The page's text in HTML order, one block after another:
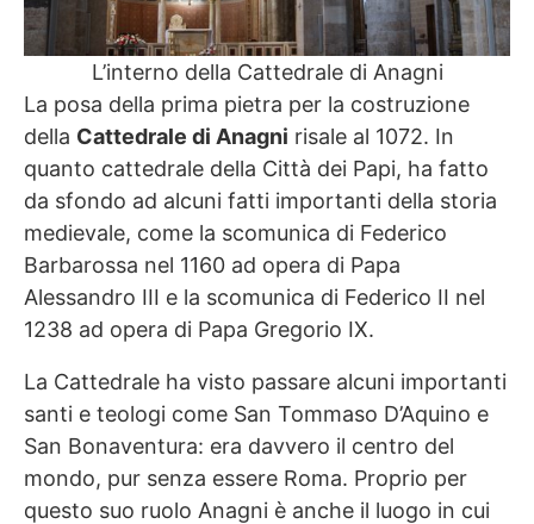
L’interno della Cattedrale di Anagni
La posa della prima pietra per la costruzione
della Cattedrale di Anagni risale al 1072. In
quanto cattedrale della Città dei Papi, ha fatto
da sfondo ad alcuni fatti importanti della storia
medievale, come la scomunica di Federico
Barbarossa nel 1160 ad opera di Papa
Alessandro III e la scomunica di Federico II nel
1238 ad opera di Papa Gregorio IX.
La Cattedrale ha visto passare alcuni importanti
santi e teologi come San Tommaso D’Aquino e
San Bonaventura: era davvero il centro del
mondo, pur senza essere Roma. Proprio per
questo suo ruolo Anagni è anche il luogo in cui